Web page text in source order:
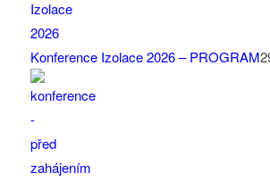
Konference Izolace 2026 – PROGRAM